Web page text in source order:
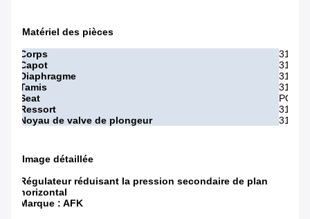
Matériel des pièces
Corps
Capot
316L.
Diaphragme
316L
Tamis
316L
Seat
Ressort
316L
Noyau de valve de plongeur
316L
Image détaillée
Régulateur réduisant la pression secondaire de plan
horizontal
Marque : AFK